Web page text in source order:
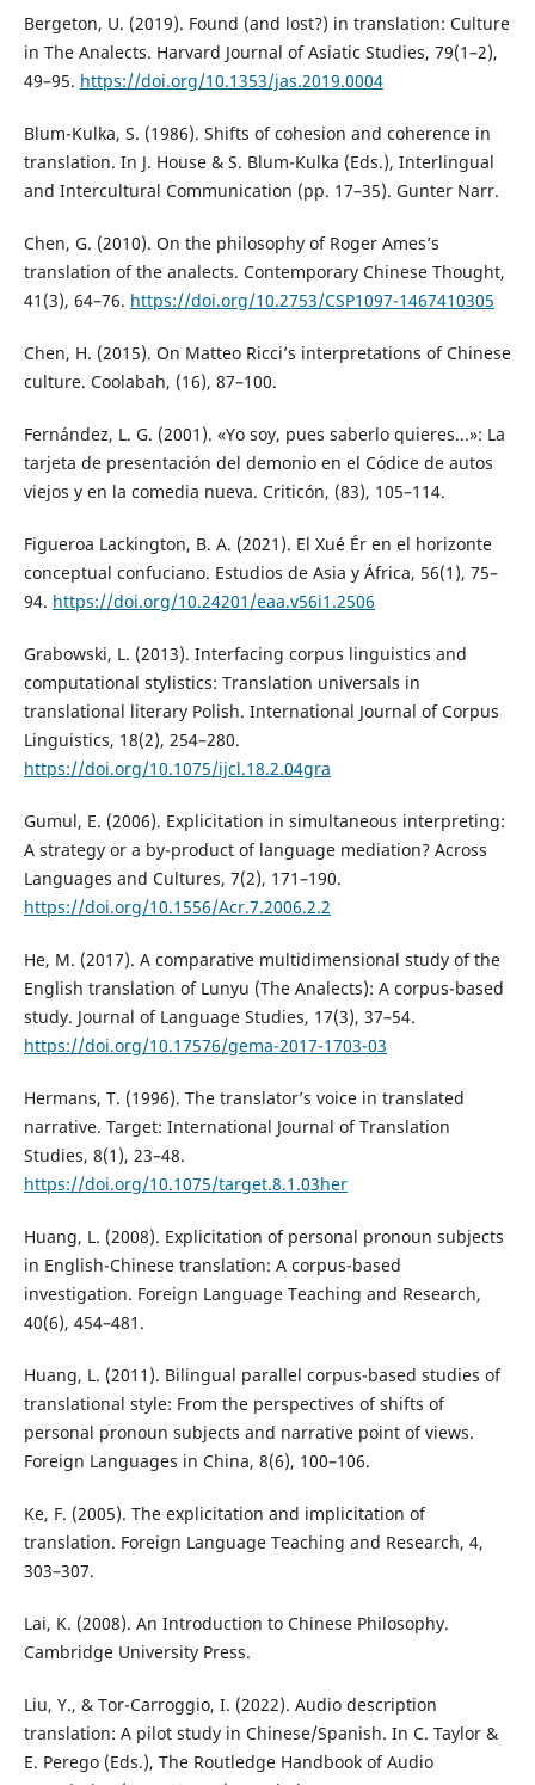
Bergeton, U. (2019). Found (and lost?) in translation: Culture
in The Analects. Harvard Journal of Asiatic Studies, 79(1–2),
49–95. https://doi.org/10.1353/jas.2019.0004
Blum-Kulka, S. (1986). Shifts of cohesion and coherence in
translation. In J. House & S. Blum-Kulka (Eds.), Interlingual
and Intercultural Communication (pp. 17–35). Gunter Narr.
Chen, G. (2010). On the philosophy of Roger Ames’s
translation of the analects. Contemporary Chinese Thought,
41(3), 64–76. https://doi.org/10.2753/CSP1097-1467410305
Chen, H. (2015). On Matteo Ricci’s interpretations of Chinese
culture. Coolabah, (16), 87–100.
Fernández, L. G. (2001). «Yo soy, pues saberlo quieres...»: La
tarjeta de presentación del demonio en el Códice de autos
viejos y en la comedia nueva. Criticón, (83), 105–114.
Figueroa Lackington, B. A. (2021). El Xué Ér en el horizonte
conceptual confuciano. Estudios de Asia y África, 56(1), 75–
94. https://doi.org/10.24201/eaa.v56i1.2506
Grabowski, L. (2013). Interfacing corpus linguistics and
computational stylistics: Translation universals in
translational literary Polish. International Journal of Corpus
Linguistics, 18(2), 254–280.
https://doi.org/10.1075/ijcl.18.2.04gra
Gumul, E. (2006). Explicitation in simultaneous interpreting:
A strategy or a by-product of language mediation? Across
Languages and Cultures, 7(2), 171–190.
https://doi.org/10.1556/Acr.7.2006.2.2
He, M. (2017). A comparative multidimensional study of the
English translation of Lunyu (The Analects): A corpus-based
study. Journal of Language Studies, 17(3), 37–54.
https://doi.org/10.17576/gema-2017-1703-03
Hermans, T. (1996). The translator’s voice in translated
narrative. Target: International Journal of Translation
Studies, 8(1), 23–48.
https://doi.org/10.1075/target.8.1.03her
Huang, L. (2008). Explicitation of personal pronoun subjects
in English-Chinese translation: A corpus-based
investigation. Foreign Language Teaching and Research,
40(6), 454–481.
Huang, L. (2011). Bilingual parallel corpus-based studies of
translational style: From the perspectives of shifts of
personal pronoun subjects and narrative point of views.
Foreign Languages in China, 8(6), 100–106.
Ke, F. (2005). The explicitation and implicitation of
translation. Foreign Language Teaching and Research, 4,
303–307.
Lai, K. (2008). An Introduction to Chinese Philosophy.
Cambridge University Press.
Liu, Y., & Tor-Carroggio, I. (2022). Audio description
translation: A pilot study in Chinese/Spanish. In C. Taylor &
E. Perego (Eds.), The Routledge Handbook of Audio